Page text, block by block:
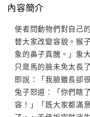
內容簡介
使者問動物們對自己
替大家改變容貌。猴
象的鼻子真醜。」象
只是馬的臉未免太長
即說：「我臉雖長卻
兔子怒道：「你們瞎
容！」「既大家都滿